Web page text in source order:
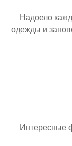
Надоело
одежды и
Интересные